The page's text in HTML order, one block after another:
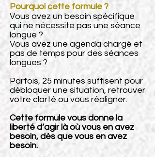
Pourquoi cette formule ?
Vous avez un besoin spécifique
qui ne nécessite pas une séance
longue ?
Vous avez une agenda chargé et
pas de temps pour des séances
longues ?
Parfois, 25 minutes suffisent pour
débloquer une situation, retrouver
votre clarté ou vous réaligner.
Cette formule vous donne la
liberté d’agir là où vous en avez
besoin, dès que vous en avez
besoin.